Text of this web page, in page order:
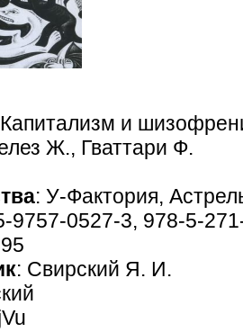
и
Ж., Гваттари Ф.
: У-Фактория,
9757-0527-3, 978-5-
: Свирский Я. И.